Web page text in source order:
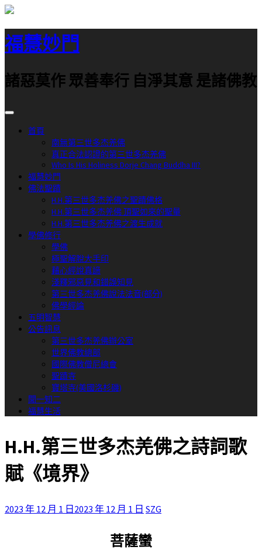
跳
至
主
要
容
福慧妙門
諸惡莫作 眾善奉行 自淨其意 是諸佛教
首頁
南無第三世多杰羌佛
真正合法認證的第三世多杰羌佛
Who Is His Holiness Dorje Chang Buddha III?
福慧妙門
佛法聖蹟
H.H.第三世多杰羌佛之聖蹟佛格
H.H.第三世多杰羌佛 頂聖如來的聖量
H.H.第三世多杰羌佛之渡生成就
學佛修行
學佛
極聖解脫大手印
藉心經說真諦
淺釋邪惡見和錯誤知見
第三世多杰羌佛說法法音(部分)
佛學經論
五明智慧
公告訊息
第三世多杰羌佛辦公室
世界佛教總部
國際佛教僧尼總會
聖蹟寺
寶塔寺(美國洛杉磯)
聞一知二
福慧生活
H.H.第三世多杰羌佛之詩詞歌
賦《境界》
2023 年 12 月 1 日2023 年 12 月 1 日 SZG
菩薩蠻